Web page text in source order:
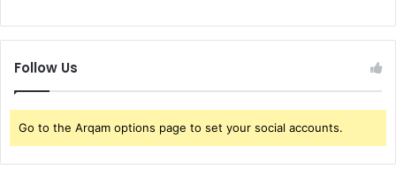
Follow Us
Go to the Arqam options page to set your social accounts.